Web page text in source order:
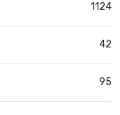
1124
42
95